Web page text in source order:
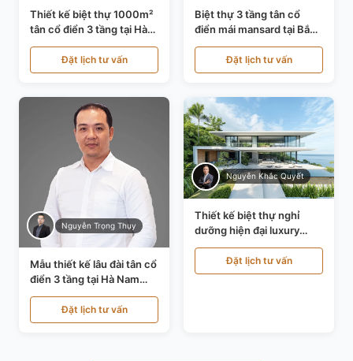
Thiết kế biệt thự 1000m²
tân cổ điển 3 tầng tại Hà
Nội KT21010
Đặt lịch tư vấn
Biệt thự 3 tầng tân cổ
điển mái mansard tại Bắc
Ninh KT21198
Đặt lịch tư vấn
Nguyễn Trọng Thụy
Mẫu thiết kế lâu đài tân cổ
điển 3 tầng tại Hà Nam
KT24821
Đặt lịch tư vấn
Nguyễn Khắc Quyết
Thiết kế biệt thự nghỉ
dưỡng hiện đại luxury
700m² tại Đà Nẵng
KT24616Đặt lịch tư vấn